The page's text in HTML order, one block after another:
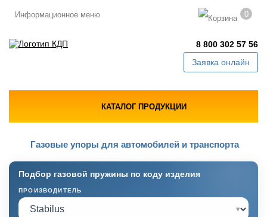
Информационное меню 0
8 800 302 57 56
Заявка онлайн
КАТАЛОГ ПРОДУКЦИИ
Газовые упоры для автомобилей и транспорта
Подбор газовой пружины по коду изделия
ПРОИЗВОДИТЕЛЬ
▾